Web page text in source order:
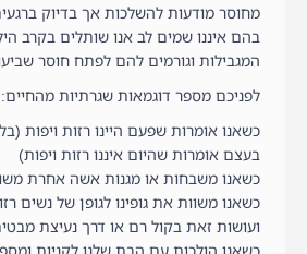
מחוסר מודעות להשלכות אך בדיוק
בהם איננו שמים לב אנו שותלים בקרב
המגבילות וגורמים להם לפתח חוסר
לפניכם מספר דוגמאות שגרתיות מהחיים:
כשאנו אומרות שפעם היינו רזות ויפות
בעצם אומרות שהיום איננו רזות ויפות)
כשאנו משבחות או מגנות אשה אחרת
כשאנו משוות את גופינו לגופן של נשים
ועושות זאת בקול רם או דרך נעיצת